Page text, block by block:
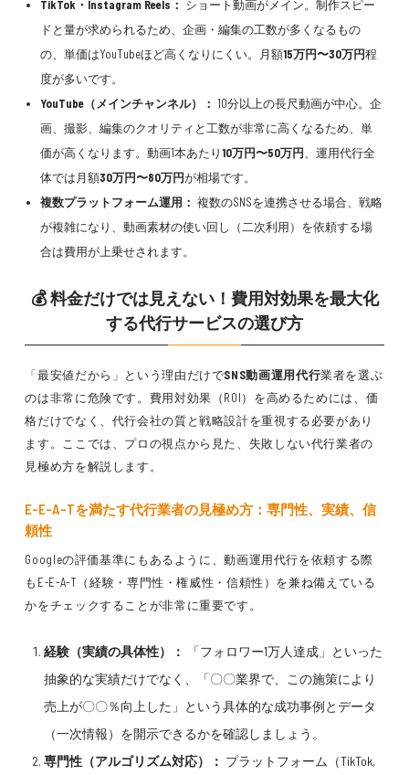
TikTok・Instagram Reels： ショート動画がメイン。制作スピー
ドと量が求められるため、企画・編集の工数が多くなるもの
の、単価はYouTubeほど高くなりにくい。月額15万円〜30万円程
度が多いです。
YouTube（メインチャンネル）： 10分以上の長尺動画が中心。企
画、撮影、編集のクオリティと工数が非常に高くなるため、単
価が高くなります。動画1本あたり10万円〜50万円 、運用代行全
体では月額30万円〜80万円が相場です。
複数プラットフォーム運用： 複数のSNSを連携させる場合、戦略
が複雑になり、動画素材の使い回し（二次利用）を依頼する場
合は費用が上乗せされます。
💰 料金だけでは見えない！費用対効果を最大化
する代行サービスの選び方
「最安値だから」という理由だけでSNS動画運用代行業者を選ぶ
のは非常に危険です。費用対効果（ROI）を高めるためには、価
格だけでなく、代行会社の質と戦略設計を重視する必要があり
ます。ここでは、プロの視点から見た、失敗しない代行業者の
見極め方を解説します。
E-E-A-Tを満たす代行業者の見極め方：専門性、実績、信
頼性
Googleの評価基準にもあるように、動画運用代行を依頼する際
もE-E-A-T（経験・専門性・権威性・信頼性）を兼ね備えている
かをチェックすることが非常に重要です。
経験（実績の具体性）：
「フォロワー1万人達成」といった
抽象的な実績だけでなく、「〇〇業界で、この施策により
売上が〇〇％向上した」という具体的な成功事例とデータ
（一次情報）を開示できるかを確認しましょう。
専門性（アルゴリズム対応）： プラットフォーム（TikTok,